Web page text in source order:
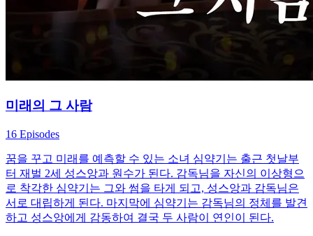
미래의 그 사람
16 Episodes
꿈을 꾸고 미래를 예측할 수 있는 소녀 심약기는 출근 첫날부
터 재벌 2세 성스앙과 원수가 된다. 감독님을 자신의 이상형으
로 착각한 심약기는 그와 썸을 타게 되고, 성스앙과 감독님은
서로 대립하게 된다. 마지막에 심약기는 감독님의 정체를 발견
하고 성스앙에게 감동하여 결국 두 사람이 연인이 된다.